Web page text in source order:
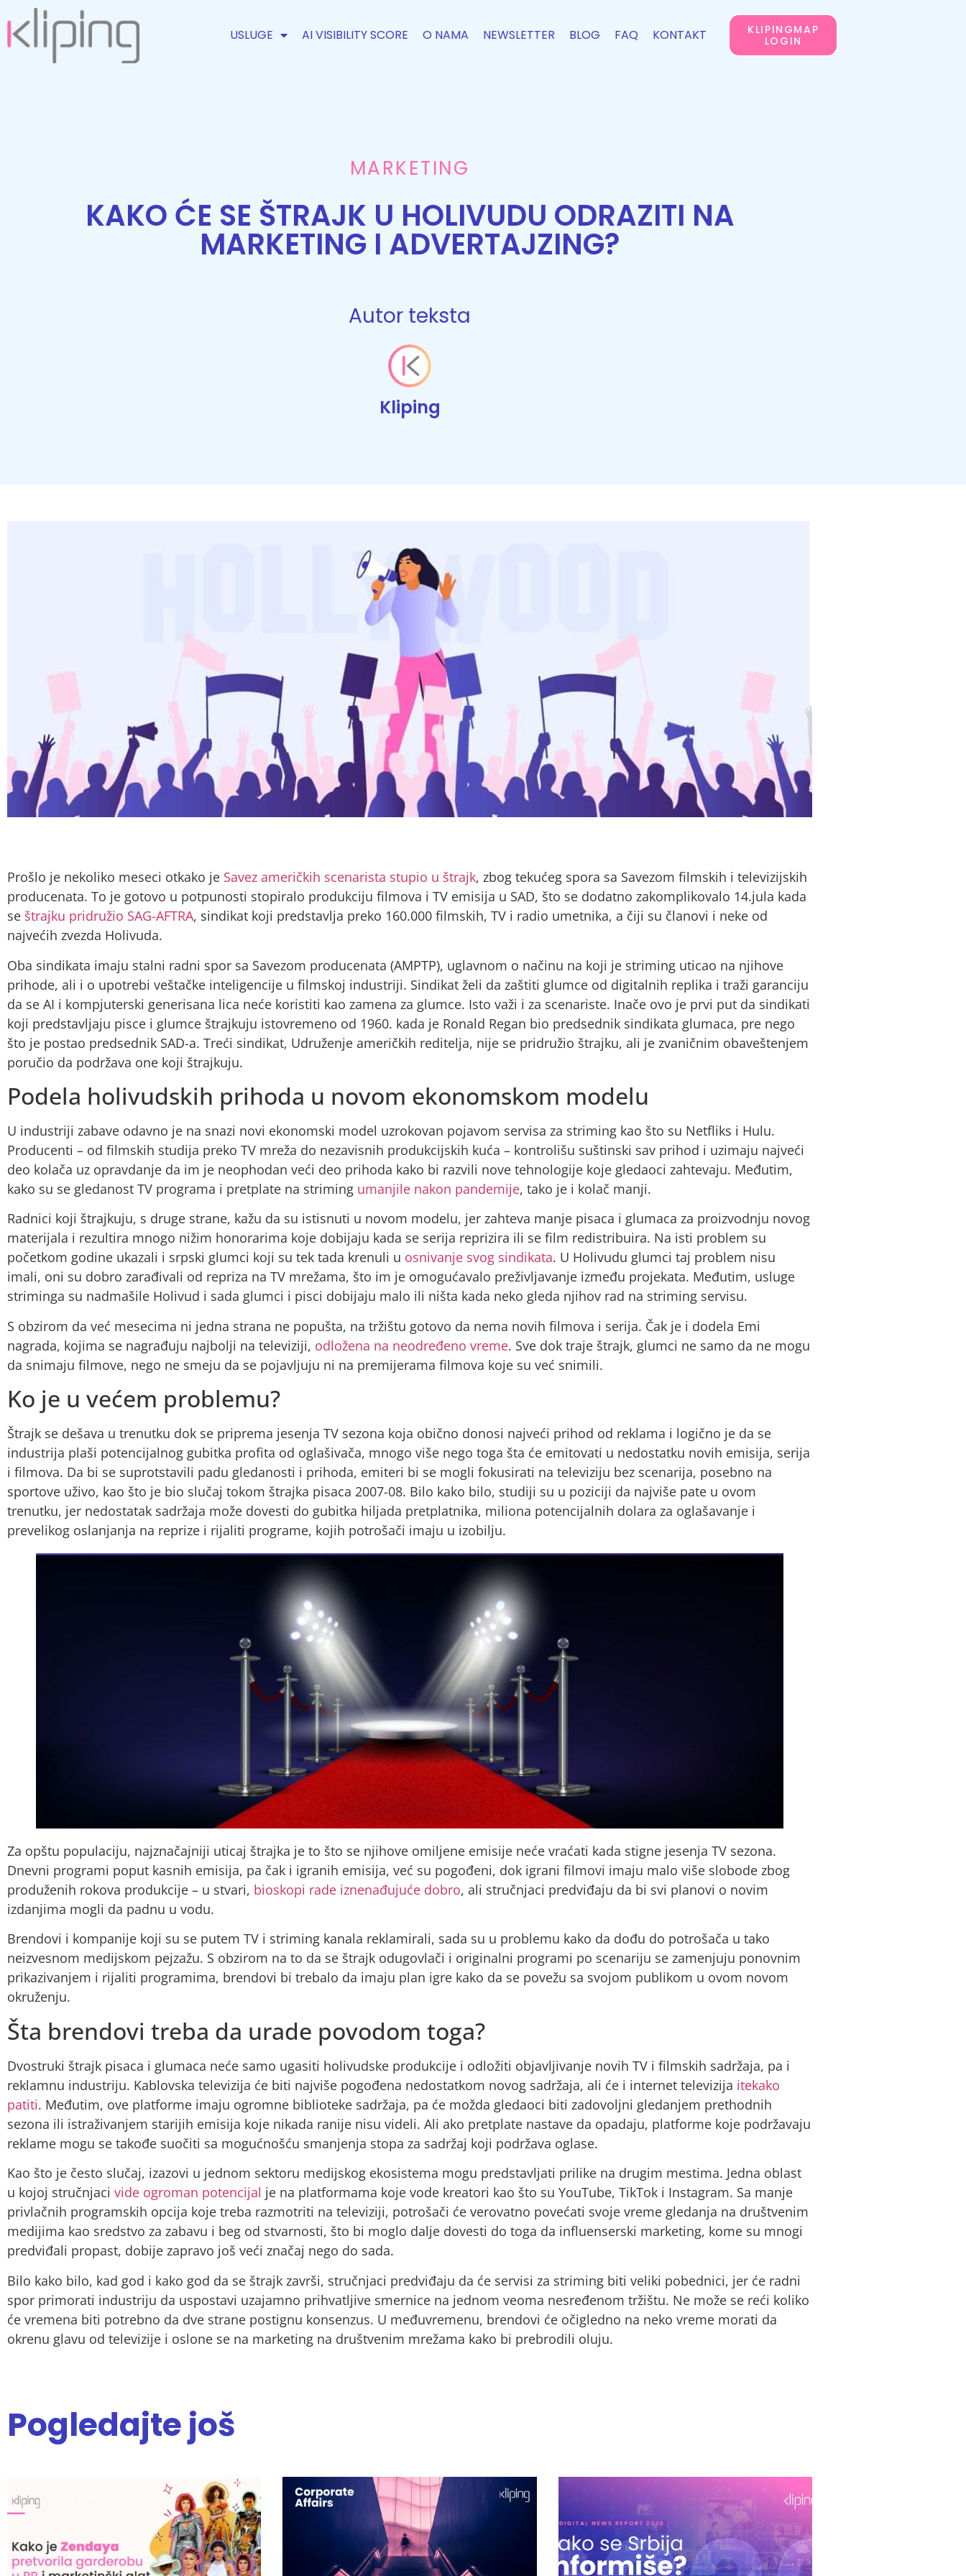
USLUGE AI VISIBILITY SCORE O NAMA NEWSLETTER BLOG FAQ KONTAKT
KLIPINGMAP
LOGIN
MARKETING
KAKO ĆE SE ŠTRAJK U HOLIVUDU ODRAZITI NA
MARKETING I ADVERTAJZING?
Autor teksta
Kliping
Prošlo je nekoliko meseci otkako je Savez američkih scenarista stupio u štrajk, zbog tekućeg spora sa Savezom filmskih i televizijskih
producenata. To je gotovo u potpunosti stopiralo produkciju filmova i TV emisija u SAD, što se dodatno zakomplikovalo 14.jula kada
se štrajku pridružio SAG-AFTRA, sindikat koji predstavlja preko 160.000 filmskih, TV i radio umetnika, a čiji su članovi i neke od
najvećih zvezda Holivuda.
Oba sindikata imaju stalni radni spor sa Savezom producenata (AMPTP), uglavnom o načinu na koji je striming uticao na njihove
prihode, ali i o upotrebi veštačke inteligencije u filmskoj industriji. Sindikat želi da zaštiti glumce od digitalnih replika i traži garanciju
da se AI i kompjuterski generisana lica neće koristiti kao zamena za glumce. Isto važi i za scenariste. Inače ovo je prvi put da sindikati
koji predstavljaju pisce i glumce štrajkuju istovremeno od 1960. kada je Ronald Regan bio predsednik sindikata glumaca, pre nego
što je postao predsednik SAD-a. Treći sindikat, Udruženje američkih reditelja, nije se pridružio štrajku, ali je zvaničnim obaveštenjem
poručio da podržava one koji štrajkuju.
Podela holivudskih prihoda u novom ekonomskom modelu
U industriji zabave odavno je na snazi novi ekonomski model uzrokovan pojavom servisa za striming kao što su Netfliks i Hulu.
Producenti – od filmskih studija preko TV mreža do nezavisnih produkcijskih kuća – kontrolišu suštinski sav prihod i uzimaju najveći
deo kolača uz opravdanje da im je neophodan veći deo prihoda kako bi razvili nove tehnologije koje gledaoci zahtevaju. Međutim,
kako su se gledanost TV programa i pretplate na striming umanjile nakon pandemije, tako je i kolač manji.
Radnici koji štrajkuju, s druge strane, kažu da su istisnuti u novom modelu, jer zahteva manje pisaca i glumaca za proizvodnju novog
materijala i rezultira mnogo nižim honorarima koje dobijaju kada se serija reprizira ili se film redistribuira. Na isti problem su
početkom godine ukazali i srpski glumci koji su tek tada krenuli u osnivanje svog sindikata. U Holivudu glumci taj problem nisu
imali, oni su dobro zarađivali od repriza na TV mrežama, što im je omogućavalo preživljavanje između projekata. Međutim, usluge
striminga su nadmašile Holivud i sada glumci i pisci dobijaju malo ili ništa kada neko gleda njihov rad na striming servisu.
S obzirom da već mesecima ni jedna strana ne popušta, na tržištu gotovo da nema novih filmova i serija. Čak je i dodela Emi
nagrada, kojima se nagrađuju najbolji na televiziji, odložena na neodređeno vreme. Sve dok traje štrajk, glumci ne samo da ne mogu
da snimaju filmove, nego ne smeju da se pojavljuju ni na premijerama filmova koje su već snimili.
Ko je u većem problemu?
Štrajk se dešava u trenutku dok se priprema jesenja TV sezona koja obično donosi najveći prihod od reklama i logično je da se
industrija plaši potencijalnog gubitka profita od oglašivača, mnogo više nego toga šta će emitovati u nedostatku novih emisija, serija
i filmova. Da bi se suprotstavili padu gledanosti i prihoda, emiteri bi se mogli fokusirati na televiziju bez scenarija, posebno na
sportove uživo, kao što je bio slučaj tokom štrajka pisaca 2007-08. Bilo kako bilo, studiji su u poziciji da najviše pate u ovom
trenutku, jer nedostatak sadržaja može dovesti do gubitka hiljada pretplatnika, miliona potencijalnih dolara za oglašavanje i
prevelikog oslanjanja na reprize i rijaliti programe, kojih potrošači imaju u izobilju.
Za opštu populaciju, najznačajniji uticaj štrajka je to što se njihove omiljene emisije neće vraćati kada stigne jesenja TV sezona.
Dnevni programi poput kasnih emisija, pa čak i igranih emisija, već su pogođeni, dok igrani filmovi imaju malo više slobode zbog
produženih rokova produkcije – u stvari, bioskopi rade iznenađujuće dobro, ali stručnjaci predviđaju da bi svi planovi o novim
izdanjima mogli da padnu u vodu.
Brendovi i kompanije koji su se putem TV i striming kanala reklamirali, sada su u problemu kako da dođu do potrošača u tako
neizvesnom medijskom pejzažu. S obzirom na to da se štrajk odugovlači i originalni programi po scenariju se zamenjuju ponovnim
prikazivanjem i rijaliti programima, brendovi bi trebalo da imaju plan igre kako da se povežu sa svojom publikom u ovom novom
okruženju.
Šta brendovi treba da urade povodom toga?
Dvostruki štrajk pisaca i glumaca neće samo ugasiti holivudske produkcije i odložiti objavljivanje novih TV i filmskih sadržaja, pa i
reklamnu industriju. Kablovska televizija će biti najviše pogođena nedostatkom novog sadržaja, ali će i internet televizija itekako
patiti. Međutim, ove platforme imaju ogromne biblioteke sadržaja, pa će možda gledaoci biti zadovoljni gledanjem prethodnih
sezona ili istraživanjem starijih emisija koje nikada ranije nisu videli. Ali ako pretplate nastave da opadaju, platforme koje podržavaju
reklame mogu se takođe suočiti sa mogućnošću smanjenja stopa za sadržaj koji podržava oglase.
Kao što je često slučaj, izazovi u jednom sektoru medijskog ekosistema mogu predstavljati prilike na drugim mestima. Jedna oblast
u kojoj stručnjaci vide ogroman potencijal je na platformama koje vode kreatori kao što su YouTube, TikTok i Instagram. Sa manje
privlačnih programskih opcija koje treba razmotriti na televiziji, potrošači će verovatno povećati svoje vreme gledanja na društvenim
medijima kao sredstvo za zabavu i beg od stvarnosti, što bi moglo dalje dovesti do toga da influenserski marketing, kome su mnogi
predviđali propast, dobije zapravo još veći značaj nego do sada.
Bilo kako bilo, kad god i kako god da se štrajk završi, stručnjaci predviđaju da će servisi za striming biti veliki pobednici, jer će radni
spor primorati industriju da uspostavi uzajamno prihvatljive smernice na jednom veoma nesređenom tržištu. Ne može se reći koliko
će vremena biti potrebno da dve strane postignu konsenzus. U međuvremenu, brendovi će očigledno na neko vreme morati da
okrenu glavu od televizije i oslone se na marketing na društvenim mrežama kako bi prebrodili oluju.
Pogledajte još